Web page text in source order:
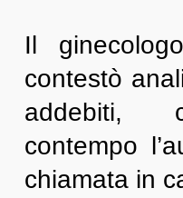
Il
contestò
addebiti,
contempo
chiamata in